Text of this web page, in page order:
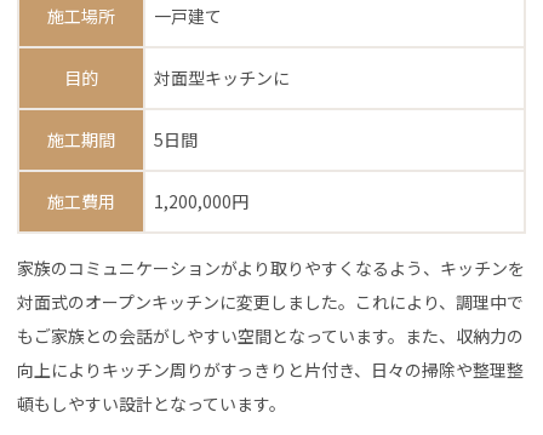
施工場所 一戸建て
目的 対面型キッチンに
施工期間 5日間
施工費用 1,200,000円
家族のコミュニケーションがより取りやすくなるよう、キッチンを
対面式のオープンキッチンに変更しました。これにより、調理中で
もご家族との会話がしやすい空間となっています。また、収納力の
向上によりキッチン周りがすっきりと片付き、日々の掃除や整理整
頓もしやすい設計となっています。